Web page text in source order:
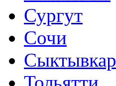
Сургут
Сочи
Сыктывкар